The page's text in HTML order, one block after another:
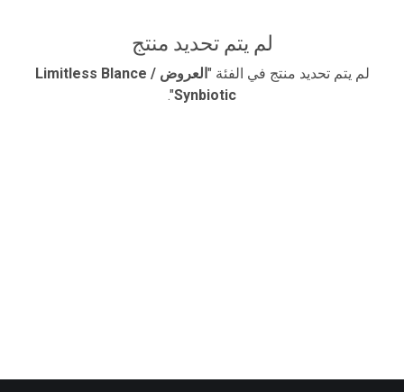
لم يتم تحديد منتج
لم يتم تحديد منتج في الفئة "
​العروض / Limitless Blance
Synbiotic
".